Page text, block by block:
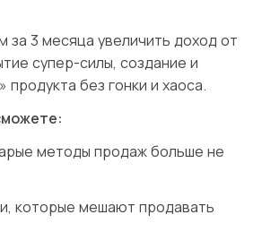
за 3 месяца увеличить доход от
супер-силы, создание и
продукта без гонки и хаоса.
методы продаж больше не
которые мешают продавать